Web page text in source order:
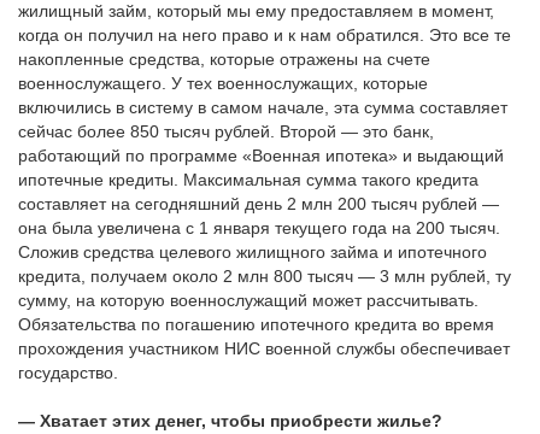
жилищный займ, который мы ему предоставляем в момент,
когда он получил на него право и к нам обратился. Это все те
накопленные средства, которые отражены на счете
военнослужащего. У тех военнослужащих, которые
включились в систему в самом начале, эта сумма составляет
сейчас более 850 тысяч рублей. Второй — это банк,
работающий по программе «Военная ипотека» и выдающий
ипотечные кредиты. Максимальная сумма такого кредита
составляет на сегодняшний день 2 млн 200 тысяч рублей —
она была увеличена с 1 января текущего года на 200 тысяч.
Сложив средства целевого жилищного займа и ипотечного
кредита, получаем около 2 млн 800 тысяч — 3 млн рублей, ту
сумму, на которую военнослужащий может рассчитывать.
Обязательства по погашению ипотечного кредита во время
прохождения участником НИС военной службы обеспечивает
государство.
— Хватает этих денег, чтобы приобрести жилье?